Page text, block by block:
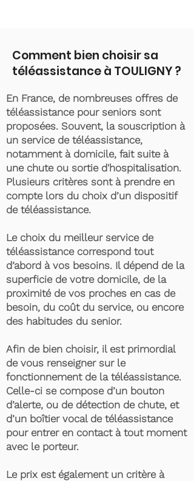
Comment bien choisir sa
téléassistance à TOULIGNY ?
En France, de nombreuses offres de
téléassistance pour seniors sont
proposées. Souvent, la souscription à
un service de téléassistance,
notamment à domicile, fait suite à
une chute ou sortie d'hospitalisation.
Plusieurs critères sont à prendre en
compte lors du choix d’un dispositif
de téléassistance.
Le choix du meilleur service de
téléassistance correspond tout
d’abord à vos besoins. Il dépend de la
superficie de votre domicile, de la
proximité de vos proches en cas de
besoin, du coût du service, ou encore
des habitudes du senior.
Afin de bien choisir, il est primordial
de vous renseigner sur le
fonctionnement de la téléassistance.
Celle-ci se compose d’un bouton
d’alerte, ou de détection de chute, et
d’un boîtier vocal de téléassistance
pour entrer en contact à tout moment
avec le porteur.
Le prix est également un critère à